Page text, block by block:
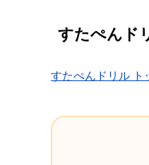
すたぺんド
すたぺんドリル ト